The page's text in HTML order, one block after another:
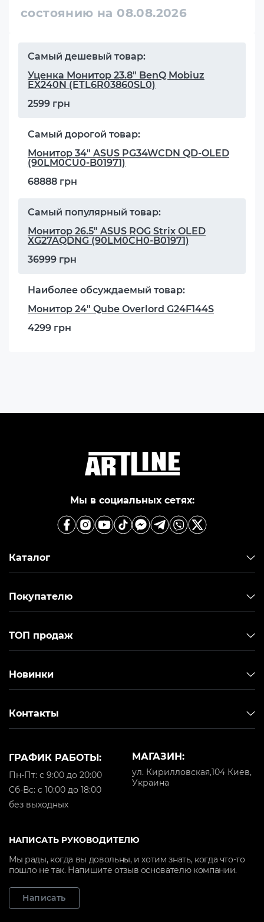
состоянию на 08.08.2026
Самый дешевый товар:
Уценка Монитор 23.8" BenQ Mobiuz
EX240N (ETL6R03860SL0)
2599 грн
Самый дорогой товар:
Монитор 34" ASUS PG34WCDN QD-OLED
(90LM0CU0-B01971)
68888 грн
Самый популярный товар:
Монитор 26.5" ASUS ROG Strix OLED
XG27AQDNG (90LM0CH0-B01971)
36999 грн
Наиболее обсуждаемый товар:
Монитор 24" Qube Overlord G24F144S
4299 грн
Мы в социальных сетях:
Каталог
Покупателю
ТОП продаж
Новинки
Контакты
МАГАЗИН:
ул. Кирилловская,104 Киев,
Украина
ГРАФИК РАБОТЫ:
Пн-Пт: с 9:00 до 20:00
Cб-Вс: с 10:00 до 18:00
без выходных
НАПИСАТЬ РУКОВОДИТЕЛЮ
Мы рады, когда вы довольны, и хотим знать, когда что-то
пошло не так. Напишите отзыв основателю компании.
Написать